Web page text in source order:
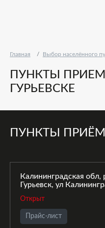
Главная Выбор населённого
ПУНКТЫ
ГУРЬЕВСКЕ
ПУНКТЫ
Калининградская обл,
Гурьевск, ул
Открыт
Прайс-лист